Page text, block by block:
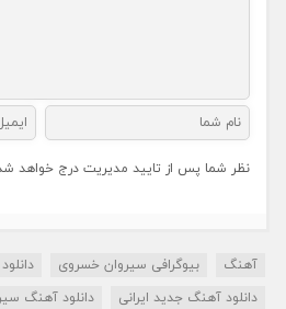
نظر شما پس از تایید مدیریت درج خواهد
آهنگ بیوگرافی سیروان خسروی
دانلود آهنگ جدید ایرانی
دانلود آهنگ